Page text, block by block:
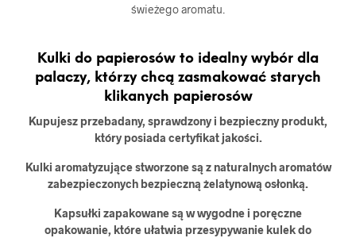
świeżego aromatu.
Kulki do papierosów to idealny wybór dla
palaczy, którzy chcą zasmakować starych
klikanych papierosów
Kupujesz przebadany, sprawdzony i bezpieczny produkt,
który posiada certyfikat jakości.
Kulki aromatyzujące stworzone są z naturalnych aromatów
zabezpieczonych bezpieczną żelatynową osłonką.
Kapsułki zapakowane są w wygodne i poręczne
opakowanie, które ułatwia przesypywanie kulek do